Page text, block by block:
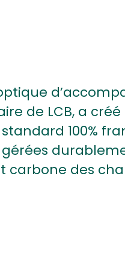
de LCB, a créé
100%
carbone des